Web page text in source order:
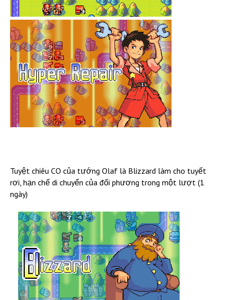
Tuyệt chiêu CO của tướng Olaf là Blizzard làm cho tuyết
rơi, hạn chế di chuyển của đối phương trong một lượt (1
ngày)